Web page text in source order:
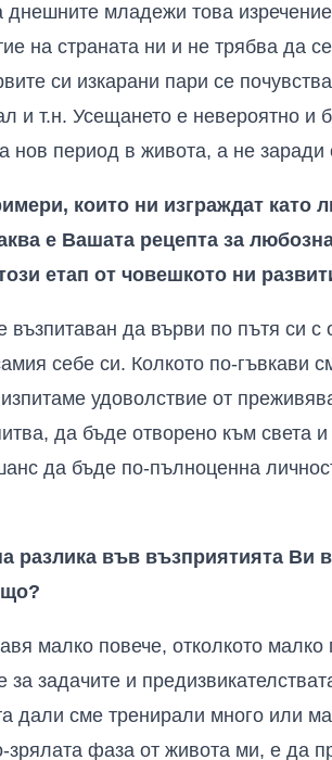
днешните младежи това
на страната ни и не трябва да
си изкарани пари се
и т.н. Усещането е невероятно и
нов период в живота, а не заради
които ни изграждат като
е Вашата рецепта за
етап от човешкото ни
да върви по пътя си с
себе си. Колкото по-гъвкави
удоволствие от
да бъде отворено към света
да бъде по-пълноценна
разлика във възприятията Ви
малко повече, отколкото
задачите и
дали сме тренирали много или
фаза от живота ми, е да